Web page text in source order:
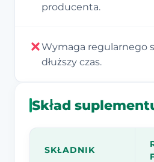
producenta.
Wymaga regularnego
dłuższy czas.
Skład
SKŁADNIK